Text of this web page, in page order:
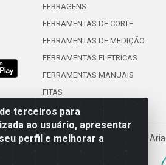
terceiros para
ao usuário, apresentar
perfil e melhorar a
FERRAGENS
FERRAMENTAS DE CORTE
FERRAMENTAS DE MEDIÇÃO
FERRAMENTAS ELETRICAS
FERRAMENTAS MANUAIS
FITAS
Rua Padre Jose de Souza Leite, 265 -